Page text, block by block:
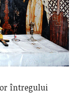
întregului